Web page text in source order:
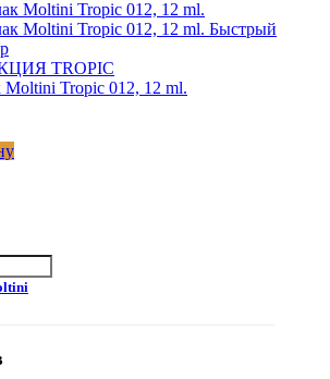
Быстрый
TROPIC
Moltini Tropic 012, 12 ml.